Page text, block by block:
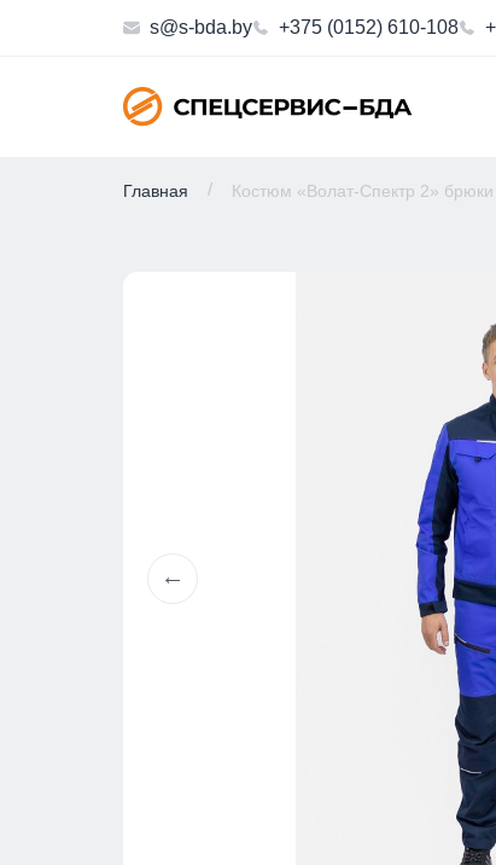
s@s-bda.by +375 (0152) 610-108
Главная Костюм «Волат-Спектр 2» брюки